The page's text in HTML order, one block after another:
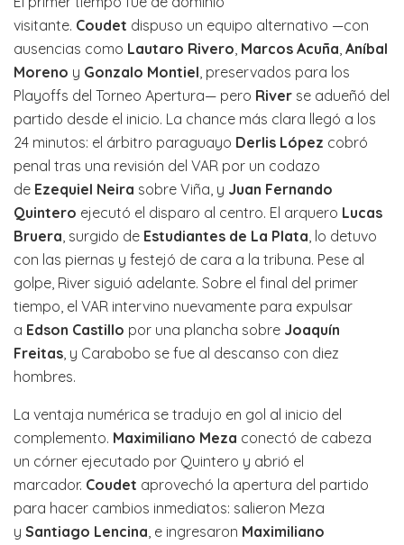
visitante. Coudet dispuso un equipo alternativo —con
ausencias como Lautaro Rivero, Marcos Acuña, Aníbal
Moreno y Gonzalo Montiel, preservados para los
Playoffs del Torneo Apertura— pero River se adueñó del
partido desde el inicio. La chance más clara llegó a los
24 minutos: el árbitro paraguayo Derlis López cobró
penal tras una revisión del VAR por un codazo
de Ezequiel Neira sobre Viña, y Juan Fernando
Quintero ejecutó el disparo al centro. El arquero Lucas
Bruera, surgido de Estudiantes de La Plata, lo detuvo
con las piernas y festejó de cara a la tribuna. Pese al
golpe, River siguió adelante. Sobre el final del primer
tiempo, el VAR intervino nuevamente para expulsar
a Edson Castillo por una plancha sobre Joaquín
Freitas, y Carabobo se fue al descanso con diez
hombres.
La ventaja numérica se tradujo en gol al inicio del
complemento. Maximiliano Meza conectó de cabeza
un córner ejecutado por Quintero y abrió el
marcador. Coudet aprovechó la apertura del partido
para hacer cambios inmediatos: salieron Meza
y Santiago Lencina, e ingresaron Maximiliano